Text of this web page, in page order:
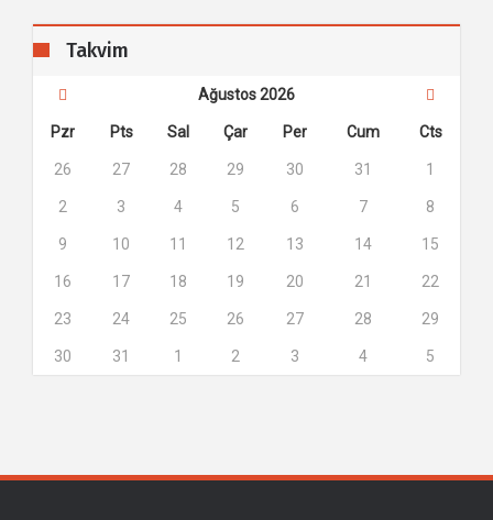
Takvim
Ağustos 2026
Pzr Pts Sal Çar Per Cum Cts
26 27 28 29 30 31 1
2 3 4 5 6 7 8
9 10 11 12 13 14 15
16 17 18 19 20 21 22
23 24 25 26 27 28 29
30 31 1 2 3 4 5